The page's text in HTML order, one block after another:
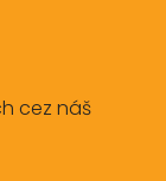
cez náš